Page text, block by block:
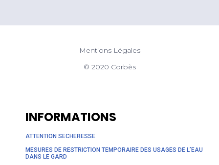
Mentions Légales
© 2020 Corbès
INFORMATIONS
ATTENTION SÉCHERESSE
MESURES DE RESTRICTION TEMPORAIRE DES USAGES DE L’EAU
DANS LE GARD